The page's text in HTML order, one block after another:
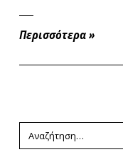
Περισσότερα »